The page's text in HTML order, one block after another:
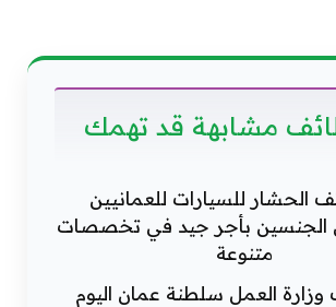
مشابهة قد تهمك
الحشار للسيارات للعمانيين
الجنسين بأجر جيد في تخصصات
متنوعة
العمل سلطنة عمان اليوم